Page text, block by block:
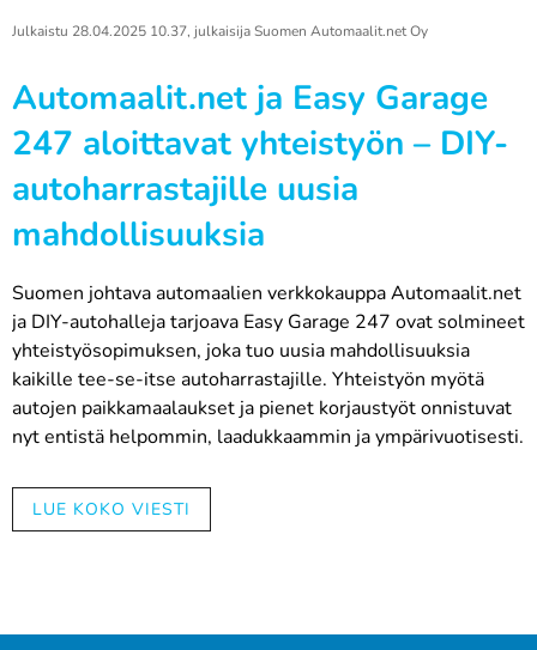
Julkaistu 28.04.2025 10.37, julkaisijaSuomen Automaalit.net Oy
Automaalit.net ja Easy Garage
247 aloittavat yhteistyön – DIY-
autoharrastajille uusia
mahdollisuuksia
Suomen johtava automaalien verkkokauppa Automaalit.net
ja DIY-autohalleja tarjoava Easy Garage 247 ovat solmineet
yhteistyösopimuksen, joka tuo uusia mahdollisuuksia
kaikille tee-se-itse autoharrastajille. Yhteistyön myötä
autojen paikkamaalaukset ja pienet korjaustyöt onnistuvat
nyt entistä helpommin, laadukkaammin ja ympärivuotisesti.
Kaksi alan edelläkävijää yhdistää
jo vuodesta 1982 ja tarjoaa verkkokaupastaan laajan
LUE KOKO VIESTI